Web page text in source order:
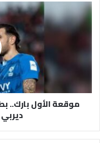
موقعة
الأول
بارك..
ديربي
النصر
والهلالموقعة الأول بارك..